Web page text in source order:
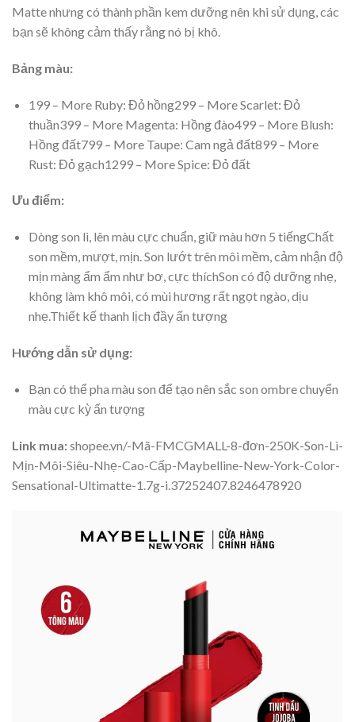
Matte nhưng có thành phần kem dưỡng nên khi sử dụng, các
bạn sẽ không cảm thấy rằng nó bị khô.
Bảng màu:
199 – More Ruby: Đỏ hồng299 – More Scarlet: Đỏ
thuần399 – More Magenta: Hồng đào499 – More Blush:
Hồng đất799 – More Taupe: Cam ngả đất899 – More
Rust: Đỏ gạch1299 – More Spice: Đỏ đất
Ưu điểm:
Dòng son lì, lên màu cực chuẩn, giữ màu hơn 5 tiếngChất
son mềm, mượt, mịn. Son lướt trên môi mềm, cảm nhận độ
mịn màng ẩm ẩm như bơ, cực thíchSon có độ dưỡng nhẹ,
không làm khô môi, có mùi hương rất ngọt ngào, dịu
nhẹ.Thiết kế thanh lịch đầy ấn tượng
Hướng dẫn sử dụng:
Bạn có thể pha màu son để tạo nên sắc son ombre chuyển
màu cực kỳ ấn tượng
Link mua:shopee.vn/-Mã-FMCGMALL-8-đơn-250K-Son-Lì-
Mịn-Môi-Siêu-Nhẹ-Cao-Cấp-Maybelline-New-York-Color-
Sensational-Ultimatte-1.7g-i.37252407.8246478920